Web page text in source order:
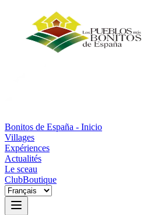
Bonitos de España - Inicio
Villages
Expériences
Actualités
Le sceau
ClubBoutique